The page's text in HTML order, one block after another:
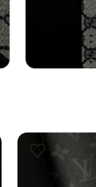
Vedi altro